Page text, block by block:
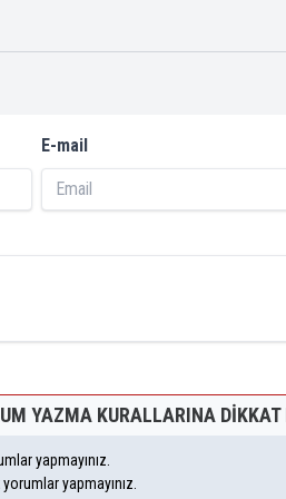
E-mail
YAZMA KURALLARINA DIKKAT
yapmayınız.
yapmayınız.